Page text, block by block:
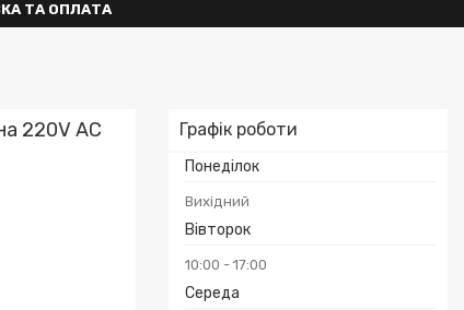
ТА ОПЛАТА
Графік роботи
Понеділок
Вихідний
Вівторок
10:00 17:00
Середа
220V АC